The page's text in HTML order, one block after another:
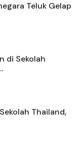
Teluk Gelap
di Sekolah
Thailand,